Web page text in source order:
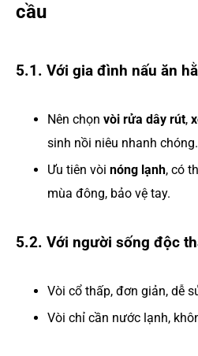
cầu
5.1. Với gia đình nấu ăn
Nên chọn vòi rửa dây rút,
sinh nồi niêu nhanh chóng.
Ưu tiên vòi nóng lạnh, có
mùa đông, bảo vệ tay.
5.2. Với người sống độc
Vòi cổ thấp, đơn giản, dễ
Vòi chỉ cần nước lạnh,